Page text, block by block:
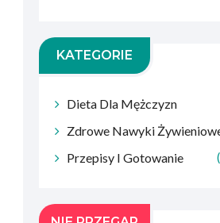
KATEGORIE
Dieta Dla Mężczyzn
Zdrowe Nawyki
Przepisy I Gotowanie